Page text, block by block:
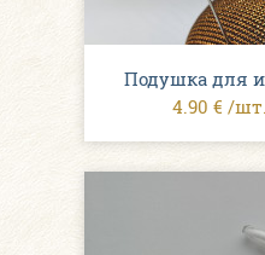
Подушка для
4.90 € /шт.